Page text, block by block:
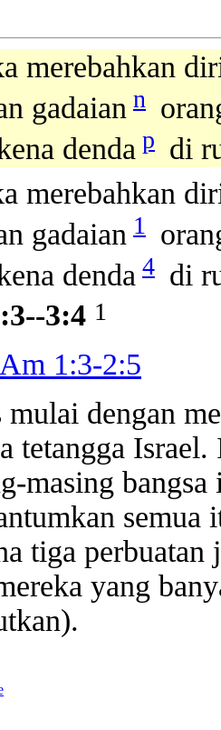
merebahkan
gadaian n
denda p di
merebahkan
gadaian 1
denda 4 di
3:4 1
Am 1:3-2:5
mulai dengan
tetangga
masing
semua
tiga perbuatan
yang